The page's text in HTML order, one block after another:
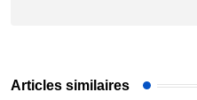
Articles similaires